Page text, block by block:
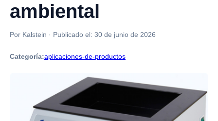
ambiental
Por Kalstein · Publicado el: 30 de junio de 2026
Categoría:aplicaciones-de-productos